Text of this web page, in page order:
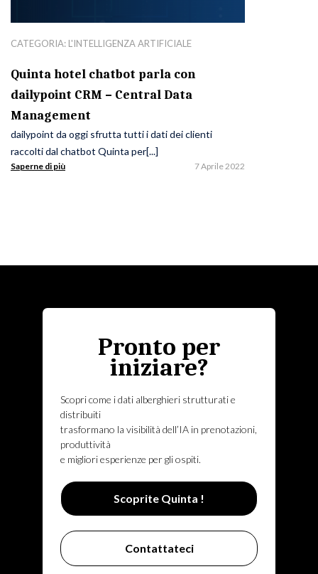
CATEGORIA: L'INTELLIGENZA ARTIFICIALE
Quinta hotel chatbot parla con
dailypoint CRM – Central Data
Management
dailypoint da oggi sfrutta tutti i dati dei clienti
raccolti dal chatbot Quinta per[...]
Saperne di più 7 Aprile 2022
Pronto per
iniziare?
Scopri come i dati alberghieri strutturati e
distribuiti
trasformano la visibilità dell’IA in prenotazioni,
produttività
e migliori esperienze per gli ospiti.
Scoprite Quinta !
Contattateci